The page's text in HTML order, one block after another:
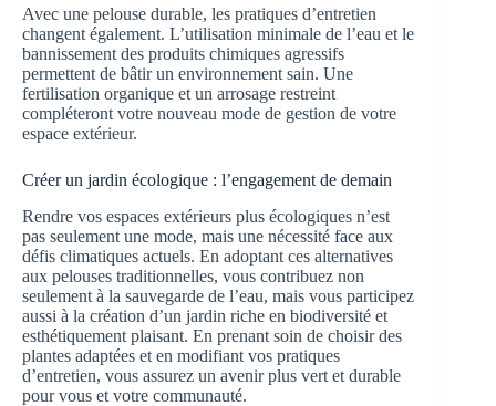
Avec une pelouse durable, les pratiques d’entretien
changent également. L’utilisation minimale de l’eau et le
bannissement des produits chimiques agressifs
permettent de bâtir un environnement sain. Une
fertilisation organique et un arrosage restreint
compléteront votre nouveau mode de gestion de votre
espace extérieur.
Créer un jardin écologique : l’engagement de demain
Rendre vos espaces extérieurs plus écologiques n’est
pas seulement une mode, mais une nécessité face aux
défis climatiques actuels. En adoptant ces alternatives
aux pelouses traditionnelles, vous contribuez non
seulement à la sauvegarde de l’eau, mais vous participez
aussi à la création d’un jardin riche en biodiversité et
esthétiquement plaisant. En prenant soin de choisir des
plantes adaptées et en modifiant vos pratiques
d’entretien, vous assurez un avenir plus vert et durable
pour vous et votre communauté.